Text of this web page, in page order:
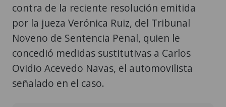
contra de la reciente resolución emitida
por la jueza Verónica Ruiz, del Tribunal
Noveno de Sentencia Penal, quien le
concedió medidas sustitutivas a Carlos
Ovidio Acevedo Navas, el automovilista
señalado en el caso.